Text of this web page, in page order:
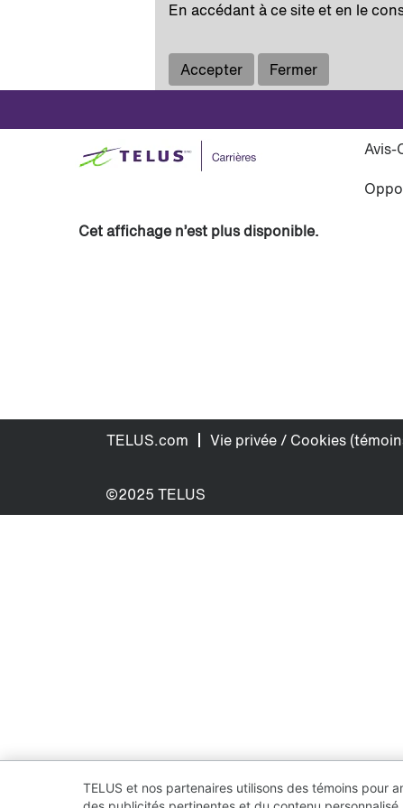
En accédant à ce site et en le
Accepter Fermer
Avis-
Voir plus d’options
Sélectionnez la fréquence (en jours) de
Cet affichage n’est plus disponible.
TELUS.com Vie privée / Cookies
©2025 TELUS
TELUS et nos partenaires utilisons des témoins pour